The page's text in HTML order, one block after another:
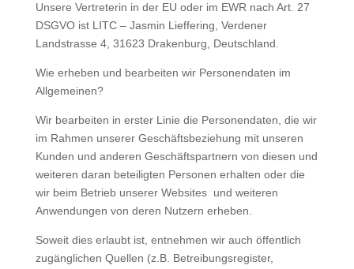
Unsere Vertreterin in der EU oder im EWR nach Art. 27
DSGVO ist LITC – Jasmin Lieffering, Verdener
Landstrasse 4, 31623 Drakenburg, Deutschland.
Wie erheben und bearbeiten wir Personendaten im
Allgemeinen?
Wir bearbeiten in erster Linie die Personendaten, die wir
im Rahmen unserer Geschäftsbeziehung mit unseren
Kunden und anderen Geschäftspartnern von diesen und
weiteren daran beteiligten Personen erhalten oder die
wir beim Betrieb unserer Websites und weiteren
Anwendungen von deren Nutzern erheben.
Soweit dies erlaubt ist, entnehmen wir auch öffentlich
zugänglichen Quellen (z.B. Betreibungsregister,